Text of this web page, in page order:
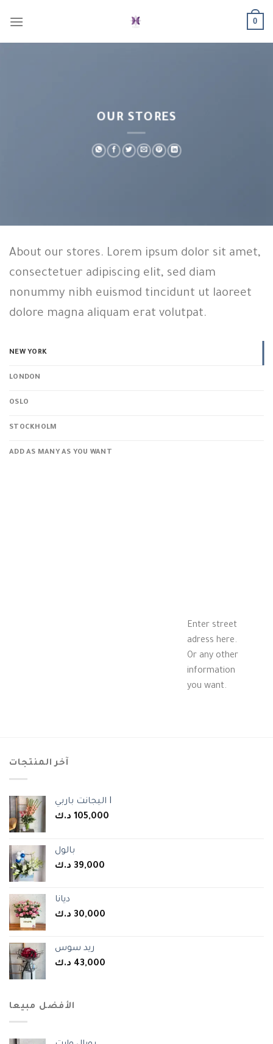
0
OUR STORES
About our stores. Lorem ipsum dolor sit amet,
consectetuer adipiscing elit, sed diam
nonummy nibh euismod tincidunt ut laoreet
dolore magna aliquam erat volutpat.
NEW YORK
LONDON
OSLO
STOCKHOLM
ADD AS MANY AS YOU WANT
Enter street
adress here.
Or any other
information
you want.
آخر المنتجات
اليجانت باربي I
105,000 د.ك
بالول
39,000 د.ك
ديانا
30,000 د.ك
ريد سوس
43,000 د.ك
الأفضل مبيعا